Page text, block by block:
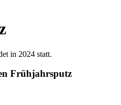
in 2024 statt.
Frühjahrsputz